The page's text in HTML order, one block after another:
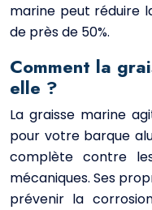
marine peut réduire
de près de 50%.
Comment la
elle ?
La graisse marine
pour votre barque
complète contre
mécaniques. Ses
prévenir la